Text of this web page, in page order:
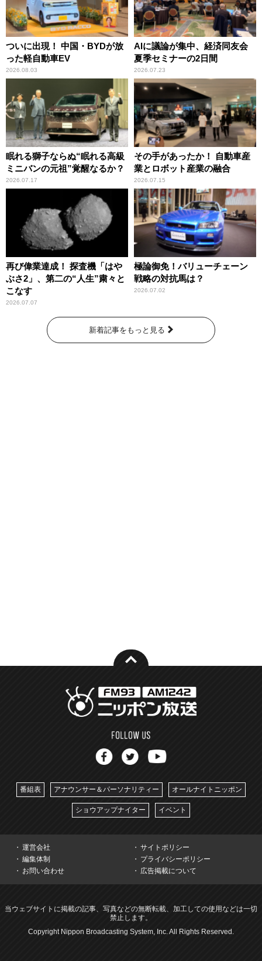
ついに出現！ 中国・BYDが放
った軽自動車EV
2026.08.03
AIに議論が集中、経済同友会
夏季セミナーの2日間
2026.07.23
眠れる獅子ならぬ“眠れる高級
ミニバンの元祖”覚醒なるか？
2026.07.17
その手があったか！ 自動車産
業とロボット産業の融合
2026.07.15
再び偉業達成！ 探査機「はや
ぶさ2」、第二の“人生”粛々と
こなす
2026.07.07
極論御免！バリューチェーン
戦略の対抗馬は？
2026.07.02
新着記事をもっと見る
番組表 アナウンサー＆パーソナリティー オールナイトニッポン
ショウアップナイター イベント
運営会社
サイトポリシー
編集体制
プライバシーポリシー
お問い合わせ
広告掲載について
当ウェブサイトに掲載の記事、写真などの無断転載、加工しての使用などは一切
禁止します。
Copyright Nippon Broadcasting System, Inc. All Rights Reserved.